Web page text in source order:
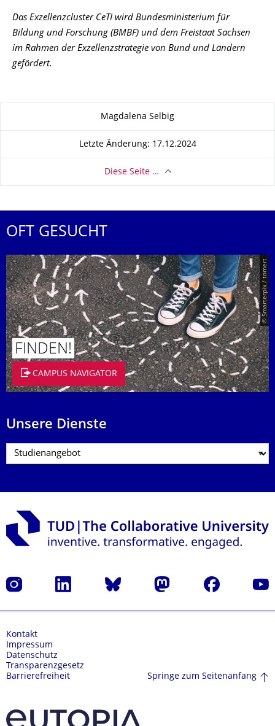
Das Exzellenzcluster CeTI wird Bundesministerium für
Bildung und Forschung (BMBF) und dem Freistaat Sachsen
im Rahmen der Exzellenzstrategie von Bund und Ländern
gefördert.
Magdalena Selbig
Letzte Änderung: 17.12.2024
Diese Seite …
OFT GESUCHT
© Smarterpix / tomert
FINDEN!
CAMPUS NAVIGATOR
Unsere Dienste
Instagram LinkedIn Bluesky Mastodon Facebook
Kontakt
Impressum
Datenschutz
Transparenzgesetz
Barrierefreiheit
Springe zum Seitenanfang